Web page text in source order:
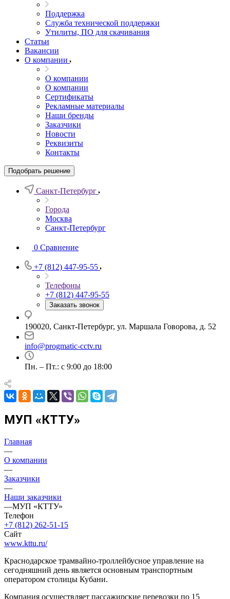
Поддержка
Служба технической поддержки
Утилиты, ПО для скачивания
Статьи
Вакансии
О компании
О компании
О компании
Сертификаты
Рекламные материалы
Наши бренды
Заказчики
Новости
Реквизиты
Контакты
Подобрать решение
Санкт-Петербург
Города
Москва
Санкт-Петербург
0 Сравнение
+7 (812) 447-95-55
Телефоны
+7 (812) 447-95-55
Заказать звонок
190020, Санкт-Петербург, ул. Маршала Говорова, д. 52
info@progmatic-cctv.ru
Пн. – Пт.: с 9:00 до 18:00
МУП «КТТУ»
Главная
—
О компании
—
Заказчики
—
Наши заказчики
—МУП «КТТУ»
Телефон
+7 (812) 262-51-15
Сайт
www.kttu.ru/
Краснодарское трамвайно-троллейбусное управление на
сегодняшний день является основным транспортным
оператором столицы Кубани.
Компания осуществляет пассажирские перевозки по 15